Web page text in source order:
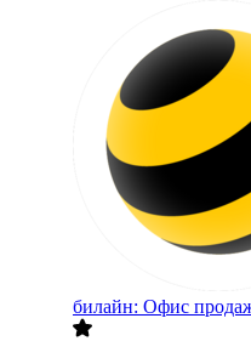
билайн: Офис